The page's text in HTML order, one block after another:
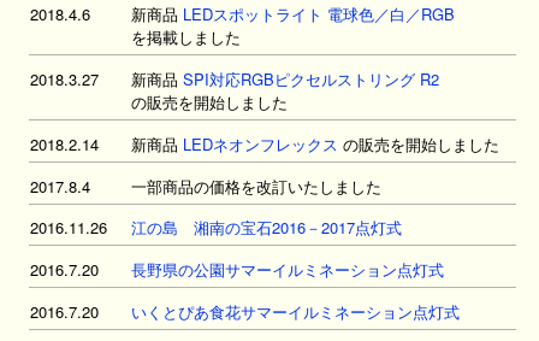
2018.4.6
新商品 LEDスポットライト 電球色／白／RGB
を掲載しました
2018.3.27
新商品SPI対応RGBピクセルストリング R2
の販売を開始しました
2018.2.14
新商品 LEDネオンフレックス の販売を開始しました
2017.8.4
一部商品の価格を改訂いたしました
2016.11.26
江の島 湘南の宝石2016－2017点灯式
2016.7.20
長野県の公園サマーイルミネーション点灯式
2016.7.20
いくとぴあ食花サマーイルミネーション点灯式